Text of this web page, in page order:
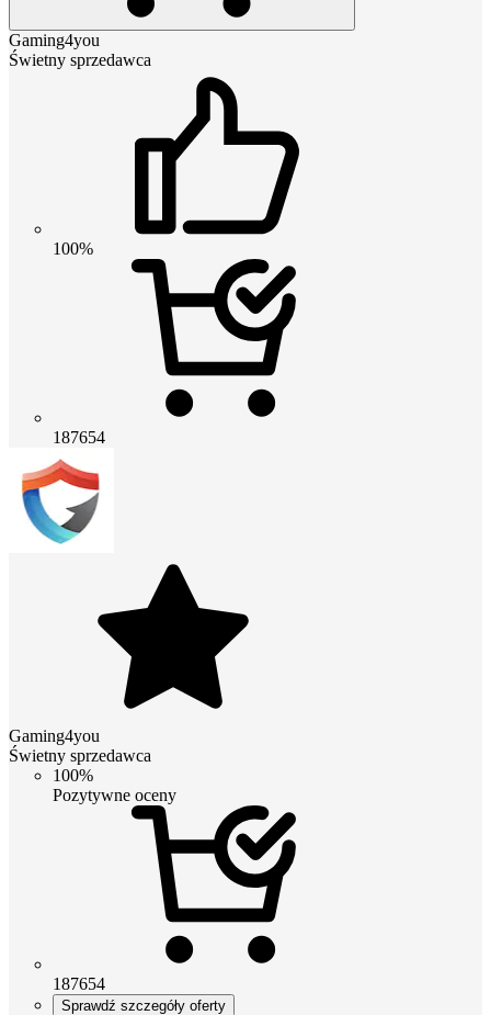
Gaming4you
Świetny sprzedawca
100%
187654
Gaming4you
Świetny sprzedawca
100%
Pozytywne oceny
187654
Sprawdź szczegóły oferty